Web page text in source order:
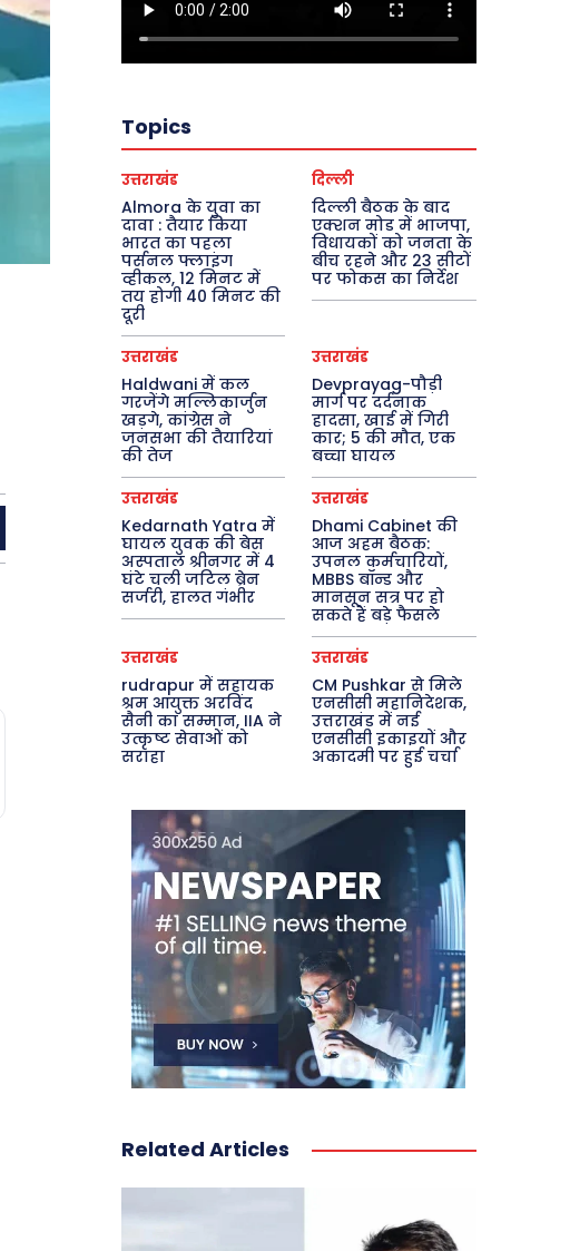
Topics
उत्तराखंड
Almora के युवा का
दावा : तैयार किया
भारत का पहला
पर्सनल फ्लाइंग
व्हीकल, 12 मिनट में
तय होगी 40 मिनट की
दूरी
दिल्ली
दिल्ली बैठक के बाद
एक्शन मोड में भाजपा,
विधायकों को जनता के
बीच रहने और 23 सीटों
पर फोकस का निर्देश
उत्तराखंड
Haldwani में कल
गरजेंगे मल्लिकार्जुन
खड़गे, कांग्रेस ने
जनसभा की तैयारियां
की तेज
उत्तराखंड
Devprayag-पौड़ी
मार्ग पर दर्दनाक
हादसा, खाई में गिरी
कार; 5 की मौत, एक
बच्चा घायल
उत्तराखंड
Kedarnath Yatra में
घायल युवक की बेस
अस्पताल श्रीनगर में 4
घंटे चली जटिल ब्रेन
सर्जरी, हालत गंभीर
उत्तराखंड
Dhami Cabinet की
आज अहम बैठक:
उपनल कर्मचारियों,
MBBS बॉन्ड और
मानसून सत्र पर हो
सकते हैं बड़े फैसले
उत्तराखंड
rudrapur में सहायक
श्रम आयुक्त अरविंद
सैनी का सम्मान, IIA ने
उत्कृष्ट सेवाओं को
सराहा
उत्तराखंड
CM Pushkar से मिले
एनसीसी महानिदेशक,
उत्तराखंड में नई
एनसीसी इकाइयों और
अकादमी पर हुई चर्चा
Related Articles